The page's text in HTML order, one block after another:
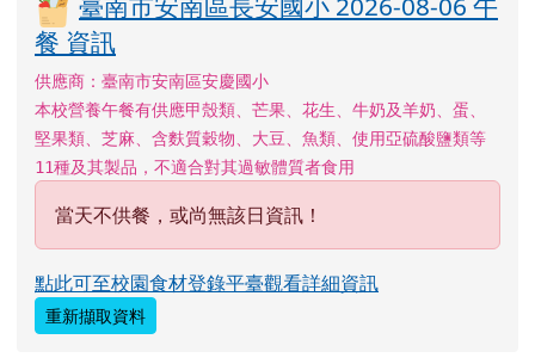
餐 資訊
供應商：臺南市安南區安慶國小
本校營養午餐有供應甲殼類、芒果、花生、牛奶及羊奶、蛋、
堅果類、芝麻、含麩質穀物、大豆、魚類、使用亞硫酸鹽類等
11種及其製品，不適合對其過敏體質者食用
當天不供餐，或尚無該日資訊！
點此可至校園食材登錄平臺觀看詳細資訊
重新擷取資料